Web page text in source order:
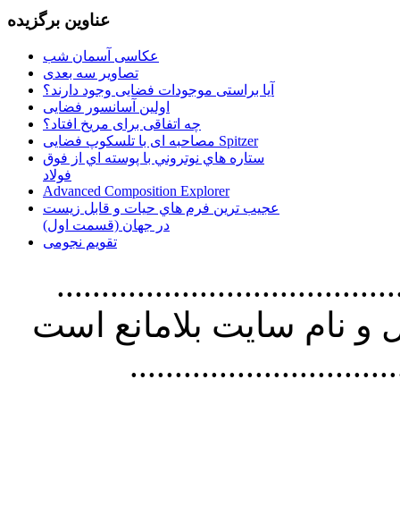
عناوین برگزیده
عکاسی آسمان شب
تصاویر سه بعدی
آیا براستی موجودات فضایی وجود دارند؟
اولین آسانسور فضایی
چه اتفاقی برای مریخ افتاد؟
مصاحبه ای با تلسکوپ فضایی Spitzer
ستاره هاي نوتروني با پوسته اي از فوق
فولاد
Advanced Composition Explorer
عجیب ترین فرم هاي حيات و قابل زيست
در جهان (قسمت اول)
تقویم نجومی
استفاده از
نام سايت بلامانع است